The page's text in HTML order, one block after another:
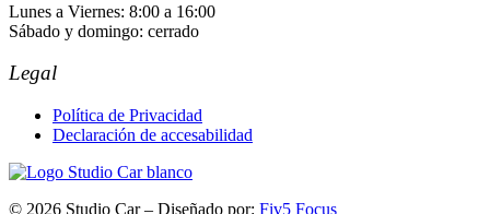
Lunes a Viernes: 8:00 a 16:00
Sábado y domingo: cerrado
Legal
Política de Privacidad
Declaración de accesabilidad
© 2026 Studio Car – Diseñado por: Fiv5 Focus